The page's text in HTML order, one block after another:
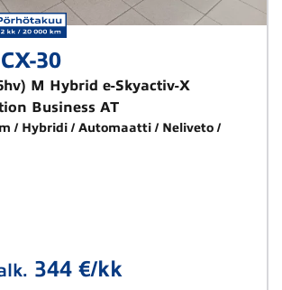
30
M Hybrid e-Skyactiv-X
Business AT
Hybridi Automaatti
Neliveto
344 €/kk